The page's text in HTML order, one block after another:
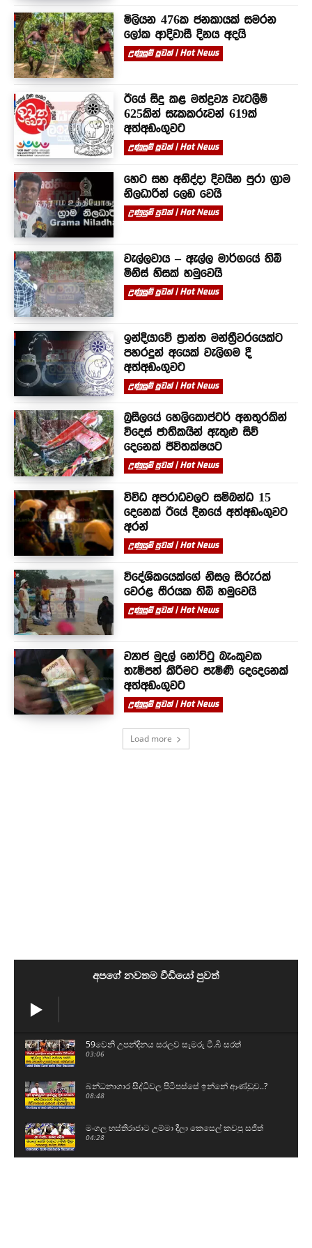
මිලියන 476ක ජනකායක් සමරන
ලෝක ආදිවාසී දිනය අදයි
උණුසුම් පුවත් | Hot News
ඊයේ සිදු කළ මත්ද්‍රව්‍ය වැටලීම්
625කින් සැකකරුවන් 619ක්
අත්අඩංගුවට
උණුසුම් පුවත් | Hot News
හෙට සහ අනිද්දා දිවයින පුරා ග්‍රාම
නිලධාරින් ලෙඩ වෙයි
උණුසුම් පුවත් | Hot News
වැල්ලවාය – ඇල්ල මාර්ගයේ තිබී
මිනිස් හිසක් හමුවෙයි
උණුසුම් පුවත් | Hot News
ඉන්දියාවේ ප්‍රාන්ත මන්ත්‍රීවරයෙක්ට
පහරදුන් අයෙක් වැලිගම දී
අත්අඩංගුවට
උණුසුම් පුවත් | Hot News
බ්‍රසීලයේ හෙලිකොප්ටර් අනතුරකින්
විදෙස් ජාතිකයින් ඇතුළු සිව්
දෙනෙක් ජීවිතක්ෂයට
උණුසුම් පුවත් | Hot News
විවිධ අපරාධවලට සම්බන්ධ 15
දෙනෙක් ඊයේ දිනයේ අත්අඩංගුවට
අරන්
උණුසුම් පුවත් | Hot News
විදේශිකයෙක්ගේ නිසල සිරුරක්
වෙරළ තීරයක තිබී හමුවෙයි
උණුසුම් පුවත් | Hot News
ව්‍යාජ මුදල් නෝට්ටු බැංකුවක
තැම්පත් කිරීමට පැමිණි දෙදෙනෙක්
අත්අඩංගුවට
උණුසුම් පුවත් | Hot News
Load more
අපගේ නවතම වීඩියෝ පුවත්
59වෙනි උපන්දිනය සරලව සැමරු ටී.බී සරත්
03:06
බන්ධනාගාර සිද්ධිවල පිටිපස්සේ ඉන්නේ ආණ්ඩුව..?
08:48
මංගල හස්තිරාජාට උම්මා දීලා කෙසෙල් කවපු සජිත්
04:28